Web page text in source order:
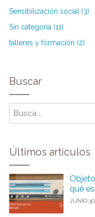
Sensibilización social (3)
Sin categoría (11)
talleres y formación (2)
Buscar
Últimos artículos
qué
JUNIO